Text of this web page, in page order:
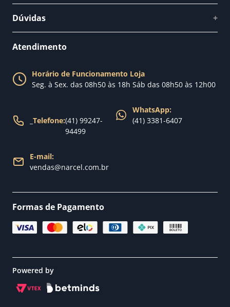
Fale conosco
Nossa loja
Dúvidas +
Política de Trocas
Política de Entrega
Atendimento
Horário de Funcionamento Loja
Seg. à Sex. das 08h50 às 18h Sáb das 08h50 às 12h00
Telefone:(41) 99247-
94499
WhatsApp:
(41) 3381-6407
E-mail:
vendas@narcel.com.br
Formas de Pagamento
Powered by